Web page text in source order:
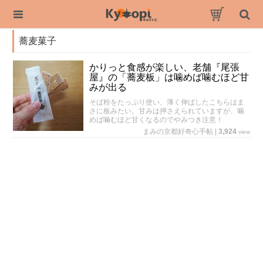
蕎麦菓子
かりっと食感が楽しい、老舗『尾張
屋』の「蕎麦板」は噛めば噛むほど甘
みが出る
そば粉をたっぷり使い、薄く伸ばしたこちらはま
さに板みたい。甘みは押さえられていますが、噛
めば噛むほど甘くなるのでやみつき注意！
まみの京都好奇心手帖
3,924 view